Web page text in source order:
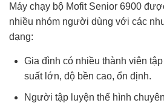
Máy chạy bộ Mofit Senior 6900
nhiều nhóm người dùng với các
dạng:
Gia đình có nhiều thành viên
suất lớn, độ bền cao, ổn định.
Người tập luyện thể hình